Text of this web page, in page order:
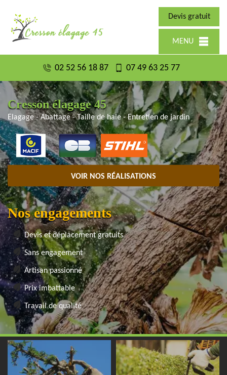
Devis gratuit
MENU
02 52 56 18 87 07 49 63 25 77
Cresson élagage 45
Elagage - Abattage - Taille de haie - Entretien de jardin
VOIR NOS RÉALISATIONS
Nos engagements
Devis et déplacement gratuits
Sans engagement
Artisan passionné
Prix imbattable
Travail de qualité